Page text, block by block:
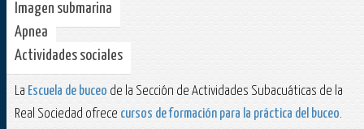
Imagen submarina
Apnea
Actividades sociales
La Escuela de buceo de la Sección de Actividades Subacuáticas de la
Real Sociedad ofrece cursos de formación para la práctica del buceo.